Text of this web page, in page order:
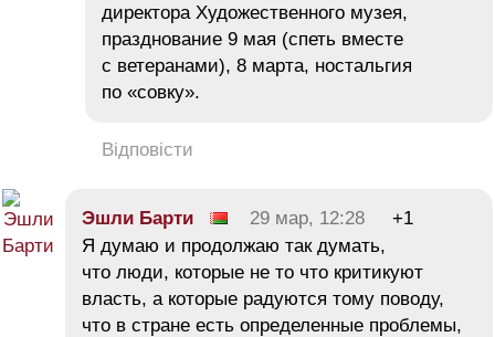
директора Художественного музея,
празднование 9 мая (спеть вместе
с ветеранами), 8 марта, ностальгия
по «совку».
Відповісти
Эшли Барти 29 мар, 12:28
+1
Я думаю и продолжаю так думать,
что люди, которые не то что критикуют
власть, а которые радуются тому поводу,
что в стране есть определенные проблемы,